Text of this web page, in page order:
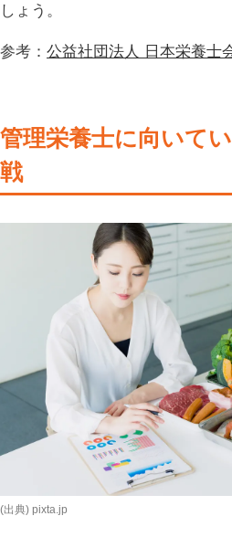
しょう。
参考： 公益社団法人 日本栄養士
管理栄養士に向いて
戦
(出典) pixta.jp